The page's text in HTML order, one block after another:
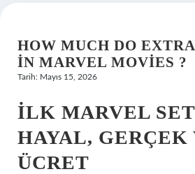
Hakkımızda
HOW MUCH DO
IN MARVEL MOVIES ?
Tarih: Mayıs 15, 2026
İLK MARVEL
HAYAL, GERÇEK
ÜCRET